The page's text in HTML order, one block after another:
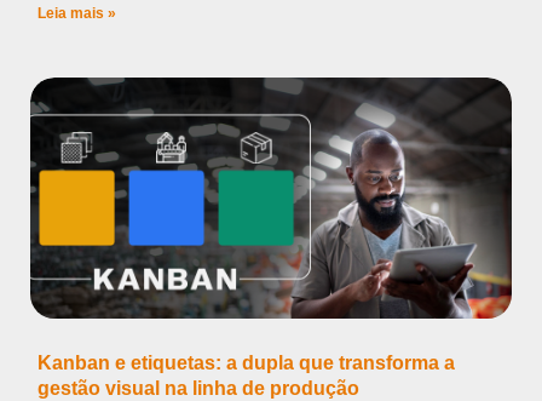
Leia mais »
Kanban e etiquetas: a dupla que transforma a
gestão visual na linha de produção